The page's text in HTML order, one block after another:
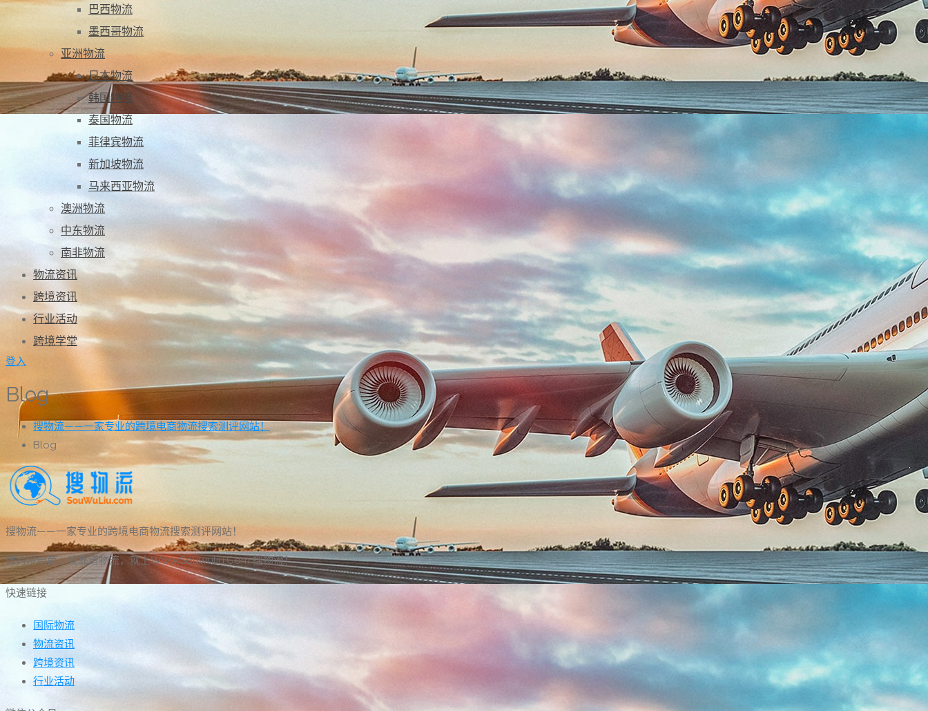
巴西物流
墨西哥物流
亚洲物流
日本物流
韩国物流
泰国物流
菲律宾物流
新加坡物流
马来西亚物流
澳洲物流
中东物流
南非物流
物流资讯
跨境资讯
行业活动
跨境学堂
登入
Blog
搜物流——一家专业的跨境电商物流搜索测评网站！
Blog
搜物流——一家专业的跨境电商物流搜索测评网站！
做跨境电商，找靠谱物流，就上Www.Souwuliu.Com 搜物流！
快速链接
国际物流
物流资讯
跨境资讯
行业活动